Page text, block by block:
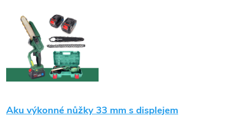
Aku výkonné nůžky 33 mm s displejem